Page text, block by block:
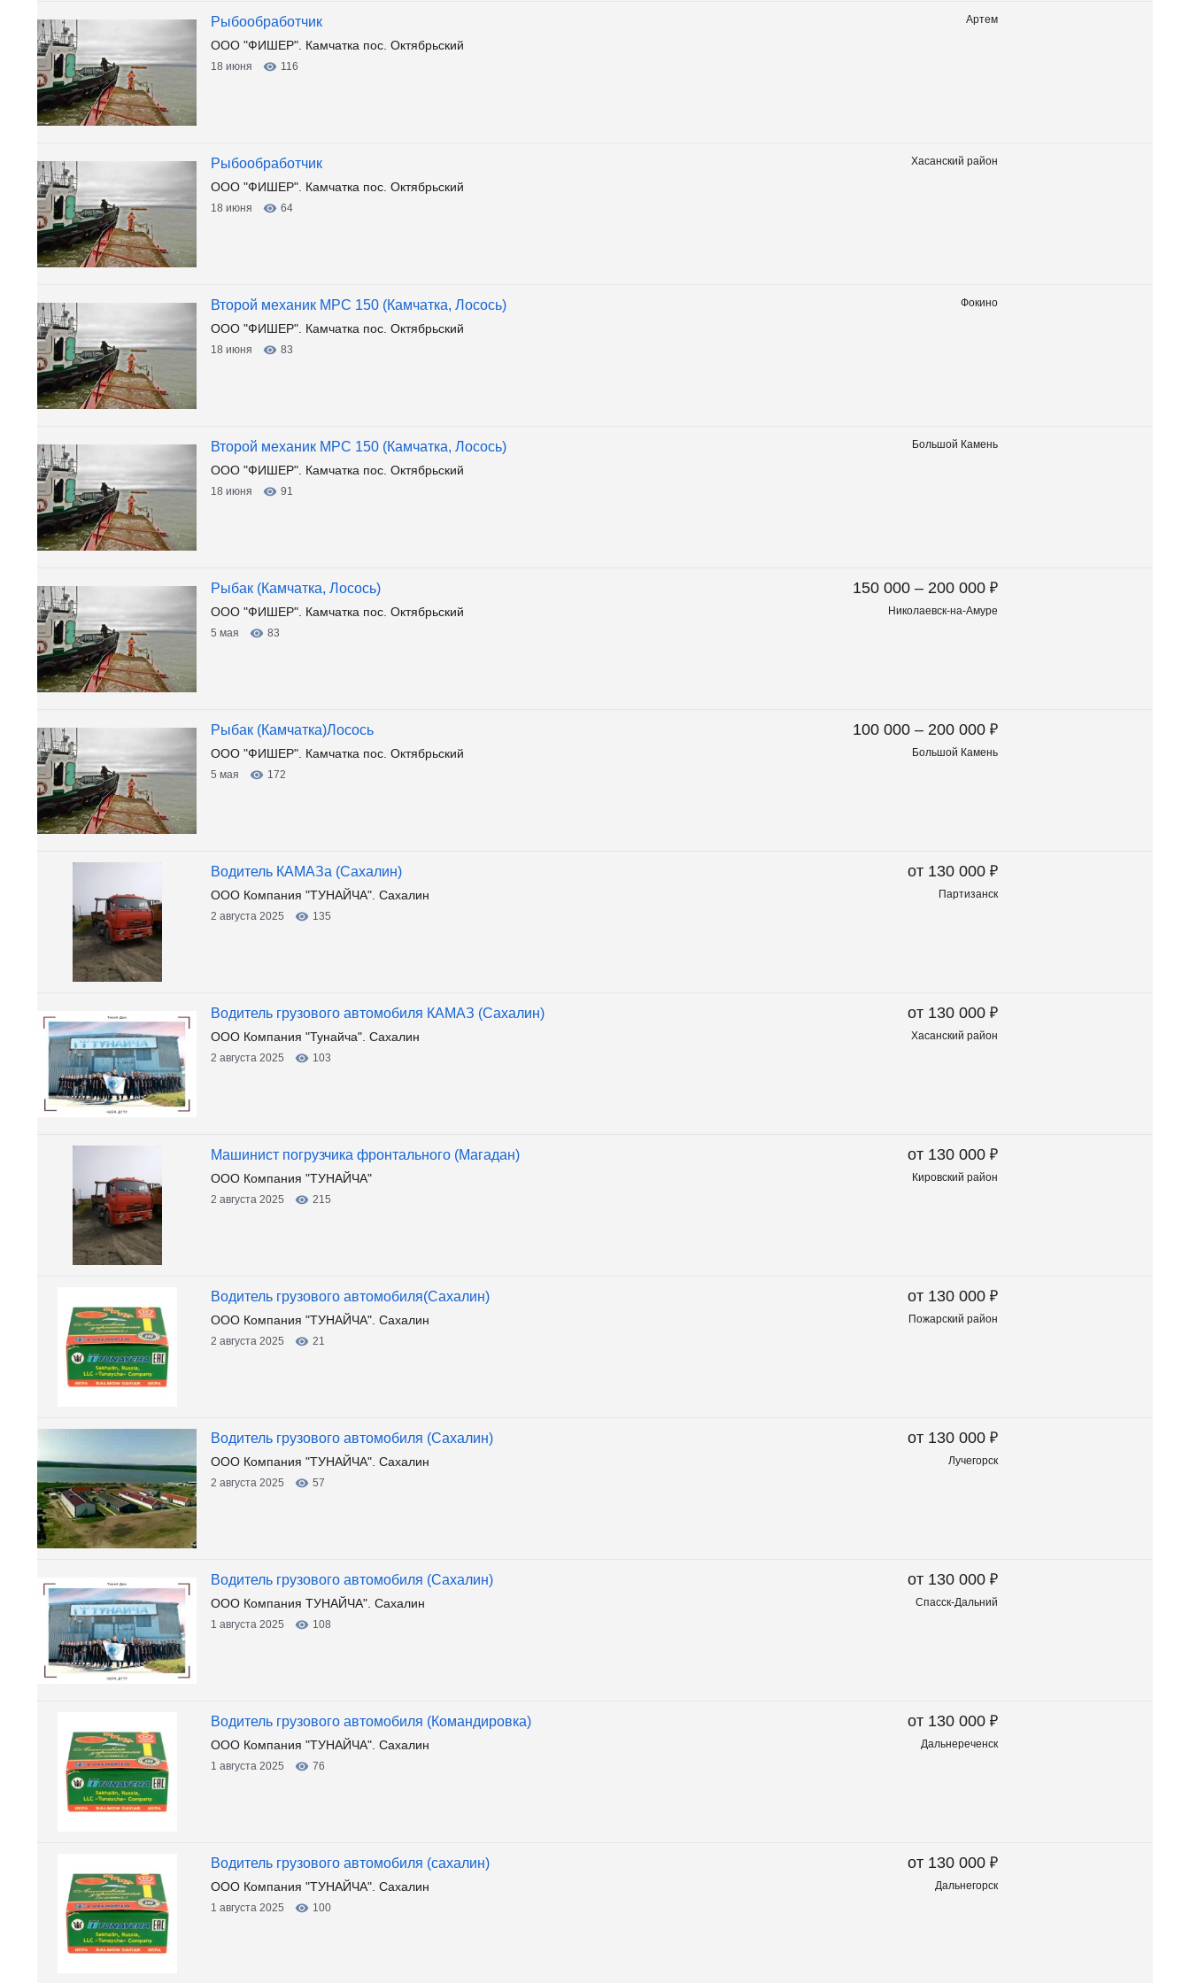
Артем
Рыбообработчик
ООО "ФИШЕР". Камчатка пос. Октябрьский
18 июня 116
Хасанский район
Рыбообработчик
ООО "ФИШЕР". Камчатка пос. Октябрьский
18 июня 64
Фокино
Второй механик МРС 150 (Камчатка, Лосось)
ООО "ФИШЕР". Камчатка пос. Октябрьский
18 июня 83
Большой Камень
Второй механик МРС 150 (Камчатка, Лосось)
ООО "ФИШЕР". Камчатка пос. Октябрьский
18 июня 91
150 000 – 200 000 ₽
Николаевск-на-Амуре
Рыбак (Камчатка, Лосось)
ООО "ФИШЕР". Камчатка пос. Октябрьский
5 мая 83
100 000 – 200 000 ₽
Большой Камень
Рыбак (Камчатка)Лосось
ООО "ФИШЕР". Камчатка пос. Октябрьский
5 мая 172
от 130 000 ₽
Партизанск
Водитель КАМАЗа (Сахалин)
ООО Компания "ТУНАЙЧА". Сахалин
2 августа 2025 135
от 130 000 ₽
Хасанский район
Водитель грузового автомобиля КАМАЗ (Сахалин)
ООО Компания "Тунайча". Сахалин
2 августа 2025 103
от 130 000 ₽
Кировский район
Машинист погрузчика фронтального (Магадан)
ООО Компания "ТУНАЙЧА"
2 августа 2025 215
от 130 000 ₽
Пожарский район
Водитель грузового автомобиля(Сахалин)
ООО Компания "ТУНАЙЧА". Сахалин
2 августа 2025 21
от 130 000 ₽
Лучегорск
Водитель грузового автомобиля (Сахалин)
ООО Компания "ТУНАЙЧА". Сахалин
2 августа 2025 57
от 130 000 ₽
Спасск-Дальний
Водитель грузового автомобиля (Сахалин)
ООО Компания ТУНАЙЧА". Сахалин
1 августа 2025 108
от 130 000 ₽
Дальнереченск
Водитель грузового автомобиля (Командировка)
ООО Компания "ТУНАЙЧА". Сахалин
1 августа 2025 76
от 130 000 ₽
Дальнегорск
Водитель грузового автомобиля (сахалин)
ООО Компания "ТУНАЙЧА". Сахалин
1 августа 2025 100